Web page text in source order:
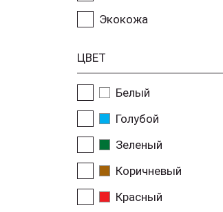
Экокожа
ЦВЕТ
Белый
Голубой
Зеленый
Коричневый
Красный